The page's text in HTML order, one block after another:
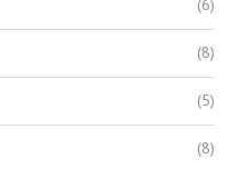
(6)
(8)
(5)
(8)